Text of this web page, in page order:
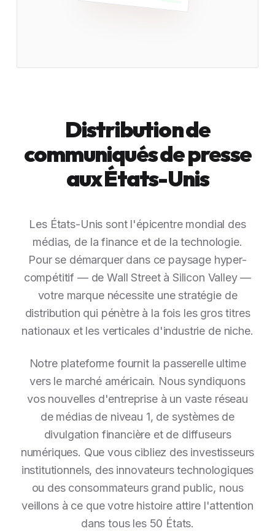
Distribution de
communiqués de presse
aux États-Unis
Les États-Unis sont l'épicentre mondial des
médias, de la finance et de la technologie.
Pour se démarquer dans ce paysage hyper-
compétitif — de Wall Street à Silicon Valley —
votre marque nécessite une stratégie de
distribution qui pénètre à la fois les gros titres
nationaux et les verticales d'industrie de niche.
Notre plateforme fournit la passerelle ultime
vers le marché américain. Nous syndiquons
vos nouvelles d'entreprise à un vaste réseau
de médias de niveau 1, de systèmes de
divulgation financière et de diffuseurs
numériques. Que vous cibliez des investisseurs
institutionnels, des innovateurs technologiques
ou des consommateurs grand public, nous
veillons à ce que votre histoire attire l'attention
dans tous les 50 États.